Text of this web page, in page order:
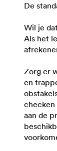
De
Wil je
Als het
Zorg er
en
checken
aan de